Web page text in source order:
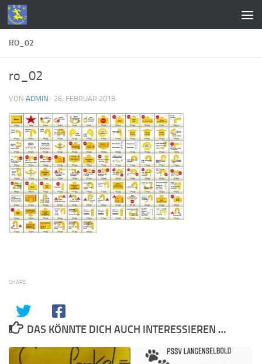
Zum Inhalt springen
RO_02
ro_02
VON ADMIN · 26. FEBRUAR 2018
SHARE
DAS KÖNNTE DICH AUCH INTERESSIEREN …